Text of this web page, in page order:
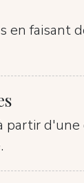
en faisant
partir